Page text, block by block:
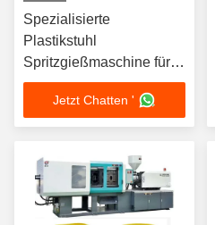
Spezialisierte
Plastikstuhl
Spritzgießmaschine für
Kundenanforderungen
Jetzt Chatten '